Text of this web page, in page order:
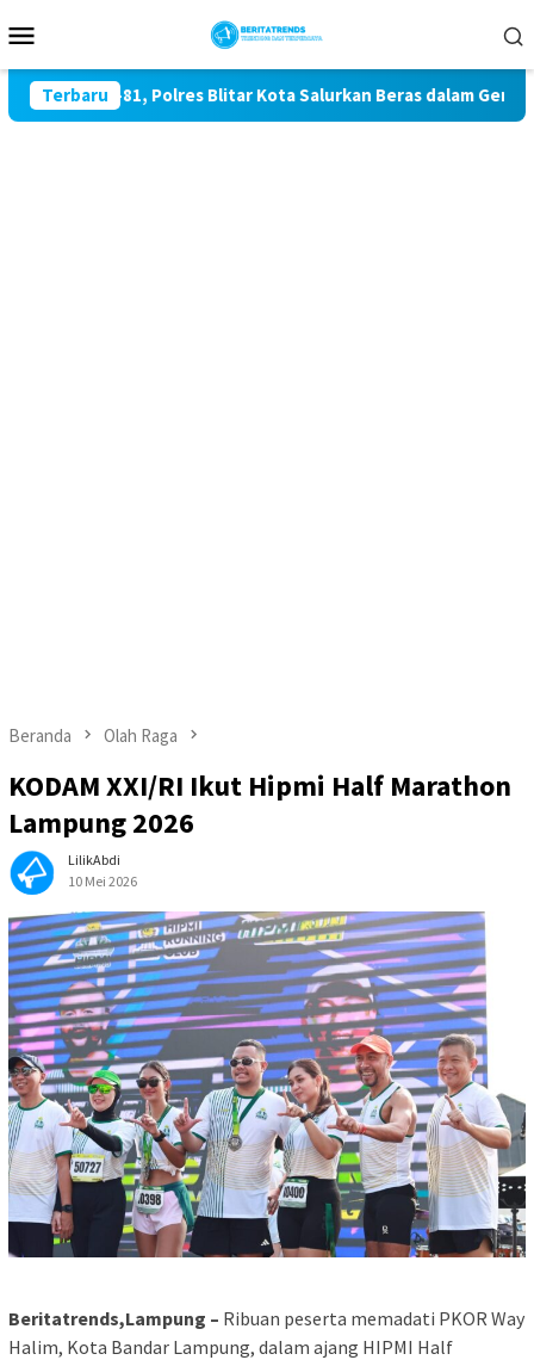
ke
Mobile
Terbaru
RI ke-81, Polres Blitar Kota Salurkan Beras dalam Gerakan
Beranda Olah Raga
KODAM XXI/RI Ikut Hipmi Half Marathon
Lampung 2026
LilikAbdi
10 Mei 2026
Beritatrends,Lampung – Ribuan peserta memadati PKOR Way
Halim, Kota Bandar Lampung, dalam ajang HIPMI Half